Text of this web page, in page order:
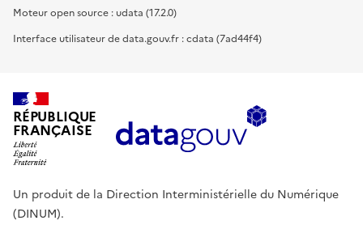
Moteur open source : udata (17.2.0)
Interface utilisateur de data.gouv.fr : cdata (7ad44f4)
RÉPUBLIQUE
FRANÇAISE
Un produit de la Direction Interministérielle du Numérique
(DINUM).